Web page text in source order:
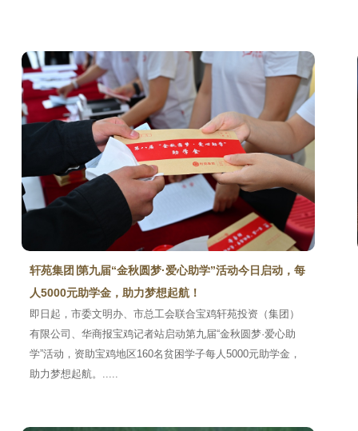
轩苑集团∣第九届“金秋圆梦·爱心助学”活动今日启动，每
人5000元助学金，助力梦想起航！
即日起，市委文明办、市总工会联合宝鸡轩苑投资（集团）
有限公司、华商报宝鸡记者站启动第九届“金秋圆梦·爱心助
学”活动，资助宝鸡地区160名贫困学子每人5000元助学金，
助力梦想起航。.....